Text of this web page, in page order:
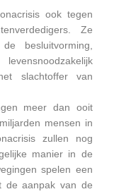
ook tegen
Ze
besluitvorming,
slachtoffer van
meer dan ooit
mensen in
zullen nog
manier in de
spelen een
de aanpak van de